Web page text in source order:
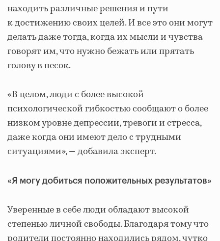
находить различные решения и пути
к достижению своих целей. И все это они могут
делать даже тогда, когда их мысли и чувства
говорят им, что нужно бежать или прятать
голову в песок.
«В целом, люди с более высокой
психологической гибкостью сообщают о более
низком уровне депрессии, тревоги и стресса,
даже когда они имеют дело с трудными
ситуациями», — добавила эксперт.
«Я могу добиться положительных результатов»
Уверенные в себе люди обладают высокой
степенью личной свободы. Благодаря тому что